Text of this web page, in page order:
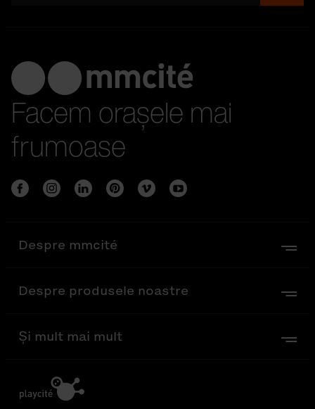
Facem orașele mai
frumoase
Despre mmcité
Despre produsele noastre
Și mult mai mult